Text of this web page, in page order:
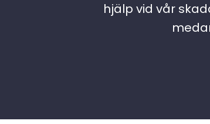
hjälp vid vår